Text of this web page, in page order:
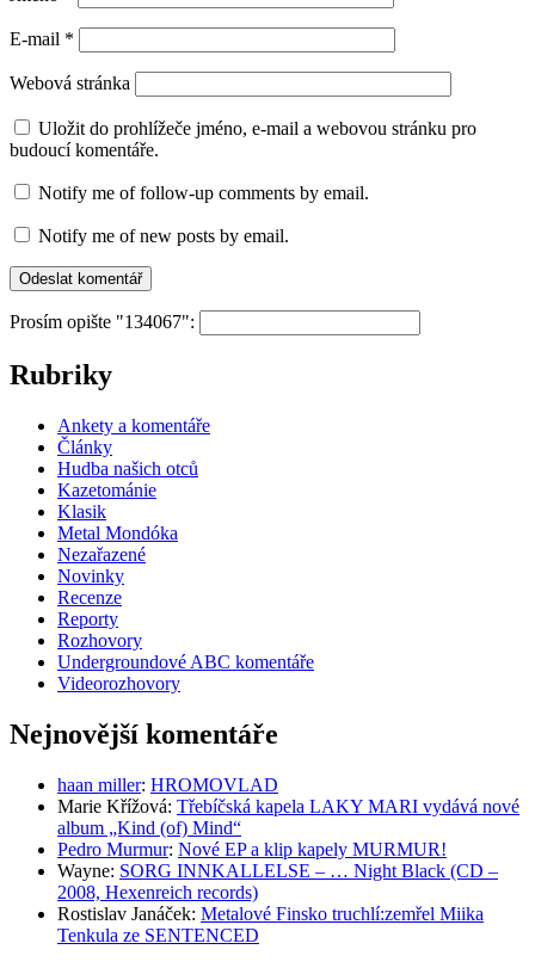
E-mail *
Webová stránka
Uložit do prohlížeče jméno, e-mail a webovou stránku pro
budoucí komentáře.
Notify me of follow-up comments by email.
Notify me of new posts by email.
Prosím opište "134067":
Rubriky
Ankety a komentáře
Články
Hudba našich otců
Kazetománie
Klasik
Metal Mondóka
Nezařazené
Novinky
Recenze
Reporty
Rozhovory
Undergroundové ABC komentáře
Videorozhovory
Nejnovější komentáře
haan miller: HROMOVLAD
Marie Křížová: Třebíčská kapela LAKY MARI vydává nové
album „Kind (of) Mind“
Pedro Murmur: Nové EP a klip kapely MURMUR!
Wayne: SORG INNKALLELSE – … Night Black (CD –
2008, Hexenreich records)
Rostislav Janáček: Metalové Finsko truchlí:zemřel Miika
Tenkula ze SENTENCED